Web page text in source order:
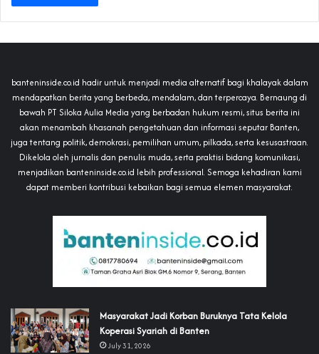
banteninside.co.id hadir untuk menjadi media alternatif bagi khalayak dalam
mendapatkan berita yang berbeda, mendalam, dan terpercaya. Bernaung di
bawah PT Siloka Aulia Media yang berbadan hukum resmi, situs berita ini
akan menambah khasanah pengetahuan dan informasi seputar Banten,
juga tentang politik, demokrasi, pemilihan umum, pilkada, serta kesusastraan.
Dikelola oleh jurnalis dan penulis muda, serta praktisi bidang komunikasi,
menjadikan banteninside.co.id lebih professional. Semoga kehadiran kami
dapat memberi kontribusi kebaikan bagi semua elemen masyarakat.
‎Masyarakat Jadi Korban Buruknya Tata Kelola
Koperasi Syariah di Banten
July 31, 2026